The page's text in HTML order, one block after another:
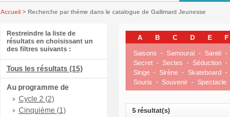
Accueil> Recherche par théme dans le catalogue de Gallimard Jeunesse
Restreindre la liste de
résultats en choisissant un
des filtres suivants :
Tous les résultats (15)
Au programme de
Cycle 2 (2)
Cinquième (1)
A B C D E F
Saisons - Samouraï - Santé -
Secret - Sectes - Séduction -
Singe - Sirène - Skateboard -
Souris - Souvenir - Spectacle
5 résultat(s)